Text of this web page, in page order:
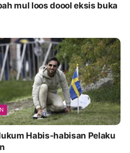
mul loos doool eksis buka
Habis-habisan Pelaku